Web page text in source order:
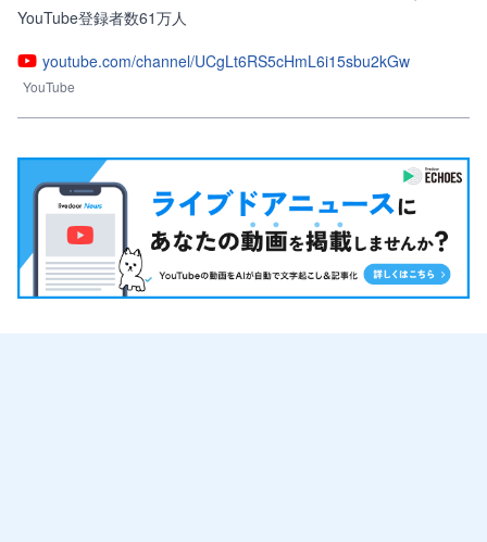
YouTube登録者数61万人
youtube.com/channel/UCgLt6RS5cHmL6i15sbu2kGw
YouTube